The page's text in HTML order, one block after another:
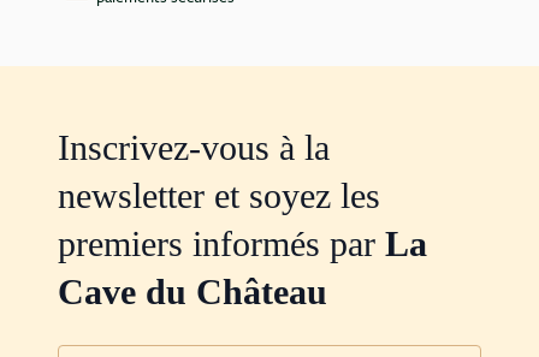
Inscrivez-vous à la
newsletter et soyez les
premiers informés par La
Cave du Château